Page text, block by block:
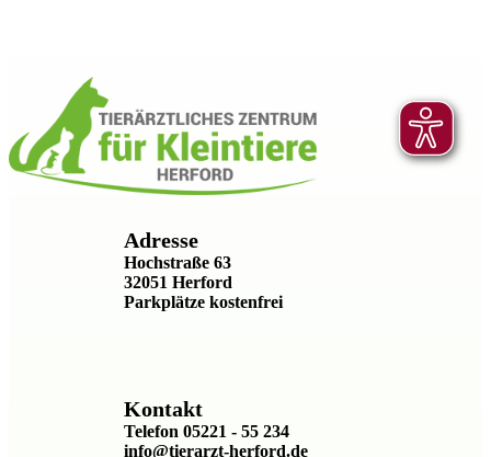
Adresse
Hochstraße 63
32051 Herford
Parkplätze kostenfrei
Kontakt
Telefon 05221 - 55 234
info@tierarzt-herford.de